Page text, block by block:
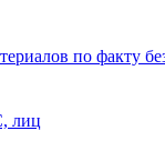
по факту
лиц